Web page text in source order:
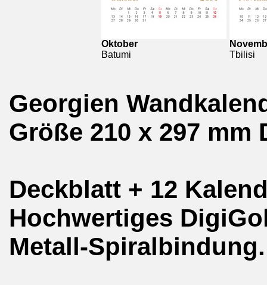
Oktober
Batumi
Tbilisi
Georgien
Größe 210 x 297 mm
Deckblatt + 12
Hochwertiges
Metall-Spiralbindung.